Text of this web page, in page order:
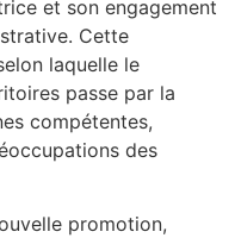
et son engagement
Cette
laquelle le
passe par la
compétentes,
des
promotion,